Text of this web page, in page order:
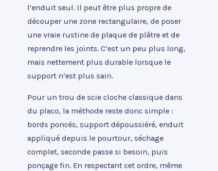
l’enduit seul. Il peut être plus propre de
découper une zone rectangulaire, de poser
une vraie rustine de plaque de plâtre et de
reprendre les joints. C’est un peu plus long,
mais nettement plus durable lorsque le
support n’est plus sain.
Pour un trou de scie cloche classique dans
du placo, la méthode reste donc simple :
bords poncés, support dépoussiéré, enduit
appliqué depuis le pourtour, séchage
complet, seconde passe si besoin, puis
ponçage fin. En respectant cet ordre, même